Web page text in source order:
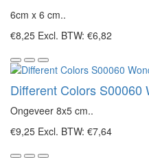
6cm x 6 cm..
€8,25 Excl. BTW: €6,82
Different Colors S00060
Ongeveer 8x5 cm..
€9,25 Excl. BTW: €7,64